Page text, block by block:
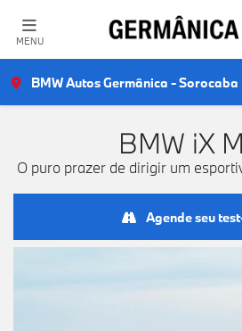
MENU
BMW Autos Germânica - Sorocaba
BMW iX
O puro prazer de dirigir um
Agende seu